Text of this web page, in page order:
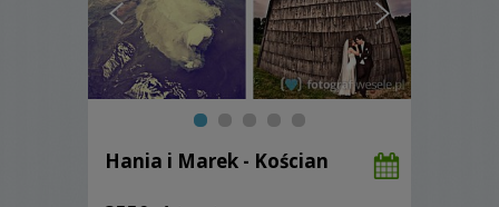
Hania i Marek - Kościan